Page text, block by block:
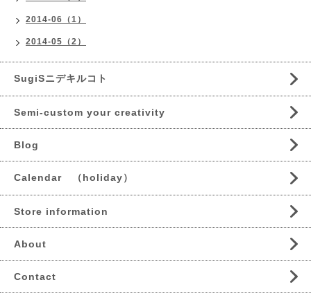
2014-06（1）
2014-05（2）
SugiSニデキルコト
Semi-custom your creativity
Blog
Calendar （holiday）
Store information
About
Contact